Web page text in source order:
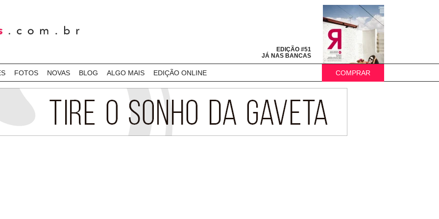
EDIÇÃO #51
JÁ NAS BANCAS
FOTOS NOVAS BLOG ALGO MAIS EDIÇÃO ONLINE COMPRAR